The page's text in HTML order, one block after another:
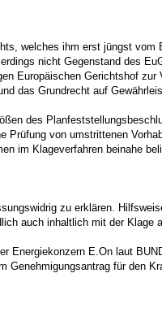
welches ihm erst jüngst vom
nicht Gegenstand des
Europäischen Gerichtshof
das Grundrecht auf
des
von umstrittenen
im Klageverfahren beinahe
zu erklären.
auch inhaltlich mit der Klage
Energiekonzern E.On laut
für den